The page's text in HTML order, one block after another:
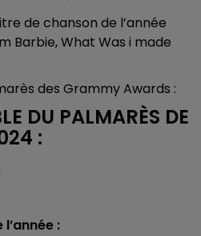
de chanson de l’année
Barbie, What Was i made
des Grammy Awards :
DU PALMARÈS DE
:
: